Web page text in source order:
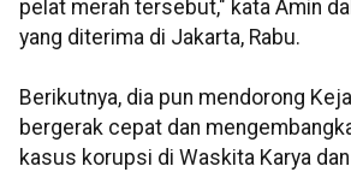
pelat merah tersebut," kata Amin
yang diterima di Jakarta, Rabu.
Berikutnya, dia pun mendorong
bergerak cepat dan
kasus korupsi di Waskita Karya